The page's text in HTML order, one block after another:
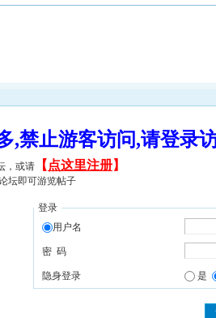
,禁止游客访问,请登
，或请 【 点这里注册】
坛即可游览帖子
登录
用户名
密 码
隐身登录 是